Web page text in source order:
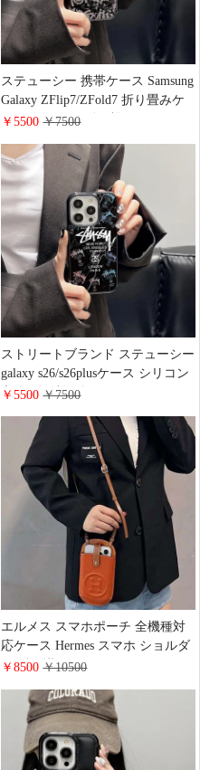
ステューシー 携帯ケース Samsung
Galaxy ZFlip7/ZFold7 折り畳みケ
ース シリコン 耐衝撃カバー stussy
性 メンズ かっこいい
iPhone17/17promaxスマホケース
ブランド おしゃれ
￥5500￥7500
ストリートブランド ステューシー
galaxy s26/s26plusケース シリコン
立体 耐衝撃 ギャラクシー
個性 欧米 潮牌 stussy
iphone17/17proスマホケース 男女
兼用 大人可愛い
￥5500￥7500
エルメス スマホポーチ 全機種対
応ケース Hermes スマホ ショルダ
ー 斜め掛け ポーチ カードケース
れ ポシェッ ミニ バッグ レザー
レディース オレンジ
￥8500￥10500